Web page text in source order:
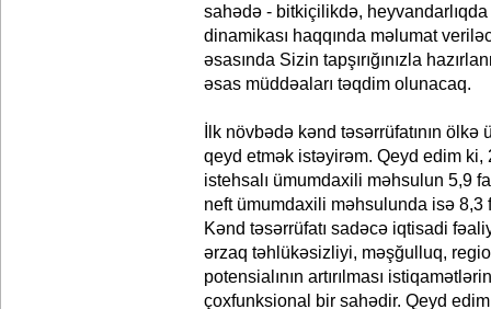
sahədə - bitkiçilikdə,
dinamikası haqqında məlumat
əsasında Sizin tapşırığınızla
əsas müddəaları təqdim olunacaq.
İlk növbədə kənd təsərrüfatının
qeyd etmək istəyirəm. Qeyd edim ki,
istehsalı ümumdaxili məhsulun 5,9
neft ümumdaxili məhsulunda isə 8,3
Kənd təsərrüfatı sadəcə iqtisadi
ərzaq təhlükəsizliyi, məşğulluq,
potensialının artırılması
çoxfunksional bir sahədir. Qeyd